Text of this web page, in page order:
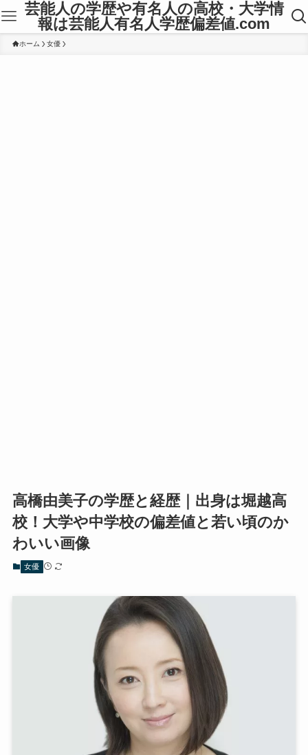
芸能人の学歴や有名人の高校・大学情
報は芸能人有名人学歴偏差値.com
ホーム 女優
高橋由美子の学歴と経歴｜出身は堀越高
校！大学や中学校の偏差値と若い頃のか
わいい画像
女優